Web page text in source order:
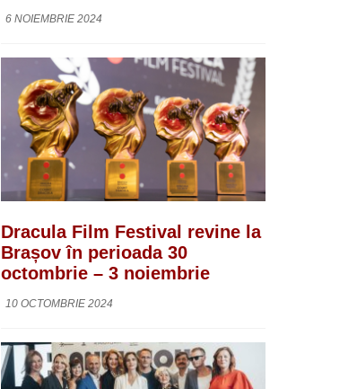
6 NOIEMBRIE 2024
Dracula Film Festival revine la
Brașov în perioada 30
octombrie – 3 noiembrie
10 OCTOMBRIE 2024